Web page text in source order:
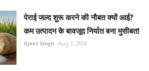
पेराई जल्द शुरू करने की नौबत क्यों आई?
कम उत्पादन के बावजूद निर्यात बना मुसीबत!
Ajeet Singh Aug 7, 2026